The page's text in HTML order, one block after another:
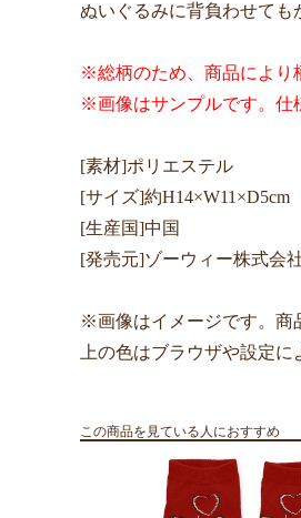
ぬいぐるみに背負わせても
※総柄のため、商品により
※画像はサンプルです。仕
[素材]ポリエステル
[サイズ]約H14×W11×D5cm
[生産国]中国
[発売元]ゾーウィー株式会
※画像はイメージです。商
上の色はブラウザや設定
この商品を見ている人におすすめ